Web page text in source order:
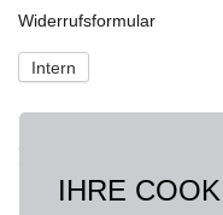
IHRE
Widerrufsformular
Intern
Fragen?